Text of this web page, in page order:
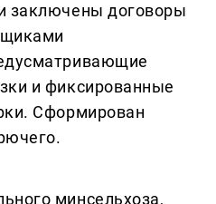
заключены договоры
и фиксированные
Сформирован
минсельхоза,